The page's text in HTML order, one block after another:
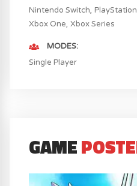
Nintendo Switch
Xbox One Xbox Series
MODES
Single Player
GAME